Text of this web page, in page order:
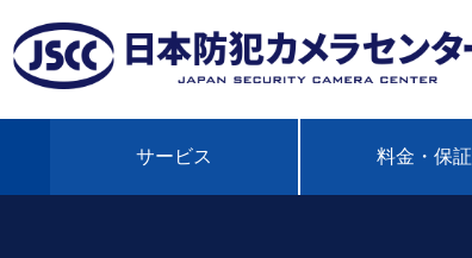
サービス 料金・保証